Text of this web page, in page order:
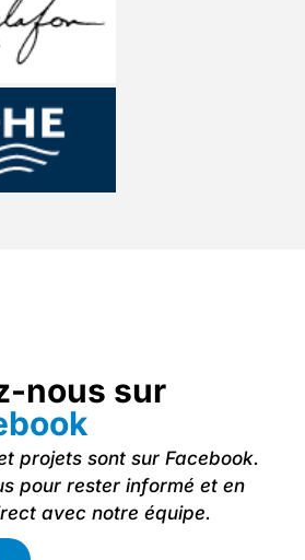
nous sur
projets sont sur Facebook.
pour rester informé et en
avec notre équipe.